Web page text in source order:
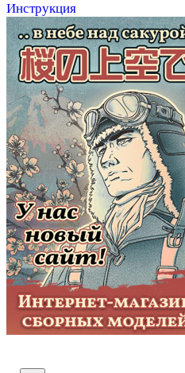
Инструкция